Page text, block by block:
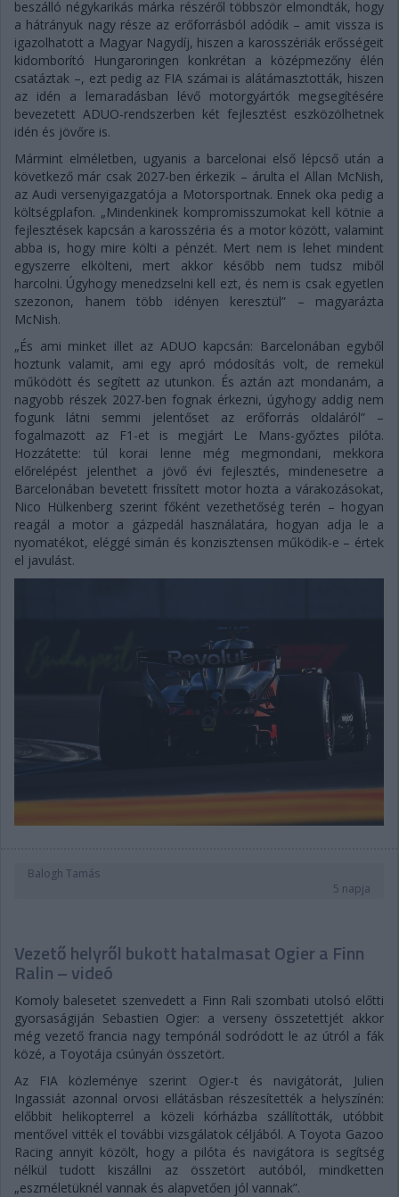
beszálló négykarikás márka részéről többször elmondták, hogy
a hátrányuk nagy része az erőforrásból adódik – amit vissza is
igazolhatott a Magyar Nagydíj, hiszen a karosszériák erősségeit
kidomborító Hungaroringen konkrétan a középmezőny élén
csatáztak –, ezt pedig az FIA számai is alátámasztották, hiszen
az idén a lemaradásban lévő motorgyártók megsegítésére
bevezetett ADUO-rendszerben két fejlesztést eszközölhetnek
idén és jövőre is.
Mármint elméletben, ugyanis a barcelonai első lépcső után a
következő már csak 2027-ben érkezik – árulta el Allan McNish,
az Audi versenyigazgatója a Motorsportnak. Ennek oka pedig a
költségplafon. „Mindenkinek kompromisszumokat kell kötnie a
fejlesztések kapcsán a karosszéria és a motor között, valamint
abba is, hogy mire költi a pénzét. Mert nem is lehet mindent
egyszerre elkölteni, mert akkor később nem tudsz miből
harcolni. Úgyhogy menedzselni kell ezt, és nem is csak egyetlen
szezonon, hanem több idényen keresztül” – magyarázta
McNish.
„És ami minket illet az ADUO kapcsán: Barcelonában egyből
hoztunk valamit, ami egy apró módosítás volt, de remekül
működött és segített az utunkon. És aztán azt mondanám, a
nagyobb részek 2027-ben fognak érkezni, úgyhogy addig nem
fogunk látni semmi jelentőset az erőforrás oldaláról” –
fogalmazott az F1-et is megjárt Le Mans-győztes pilóta.
Hozzátette: túl korai lenne még megmondani, mekkora
előrelépést jelenthet a jövő évi fejlesztés, mindenesetre a
Barcelonában bevetett frissített motor hozta a várakozásokat,
Nico Hülkenberg szerint főként vezethetőség terén – hogyan
reagál a motor a gázpedál használatára, hogyan adja le a
nyomatékot, eléggé simán és konzisztensen működik-e – értek
el javulást.
Balogh Tamás
5 napja
Vezető helyről bukott hatalmasat Ogier a Finn
Ralin – videó
Komoly balesetet szenvedett a Finn Rali szombati utolsó előtti
gyorsaságiján Sebastien Ogier: a verseny összetettjét akkor
még vezető francia nagy tempónál sodródott le az útról a fák
közé, a Toyotája csúnyán összetört.
Az FIA közleménye szerint Ogier-t és navigátorát, Julien
Ingassiát azonnal orvosi ellátásban részesítették a helyszínén:
előbbit helikopterrel a közeli kórházba szállították, utóbbit
mentővel vitték el további vizsgálatok céljából. A Toyota Gazoo
Racing annyit közölt, hogy a pilóta és navigátora is segítség
nélkül tudott kiszállni az összetört autóból, mindketten
„eszméletüknél vannak és alapvetően jól vannak”.